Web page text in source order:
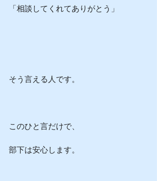
「相談してくれてありがとう」
そう言える人です。
このひと言だけで、
部下は安心します。